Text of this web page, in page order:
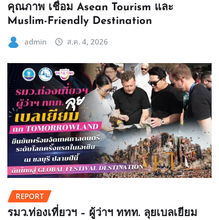
คุณภาพ เชื่อม Asean Tourism และ
Muslim-Friendly Destination
admin ส.ค. 4, 2026
REPORT
รมว.ท่องเที่ยวฯ – ผู้ว่าฯ ททท. ลุยเบลเยียม